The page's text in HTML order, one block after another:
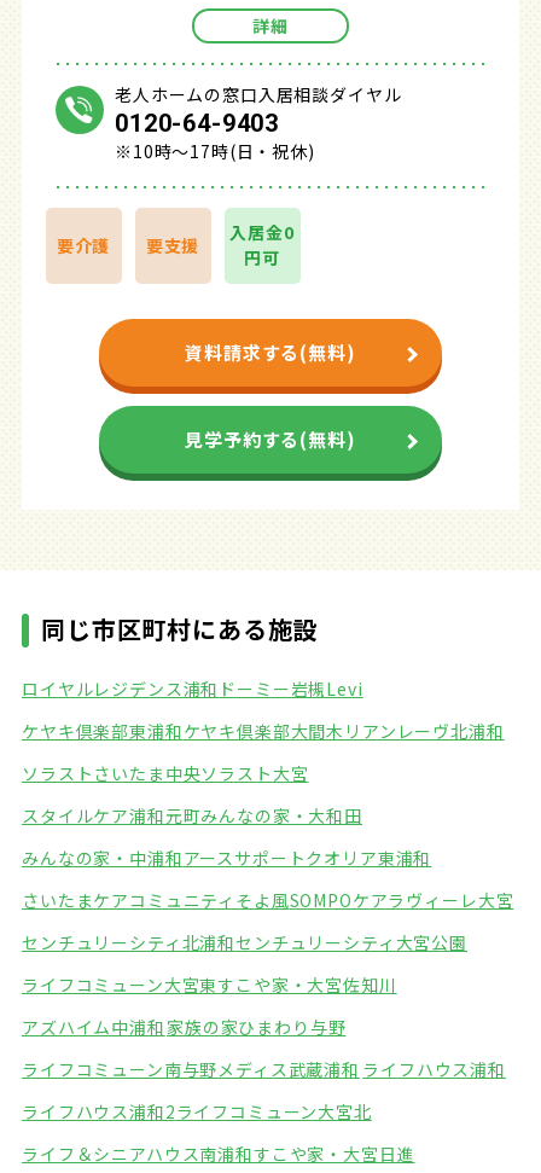
詳細
老人ホームの窓口入居相談ダイヤル
0120-64-9403
※10時～17時(日・祝休)
要介護 要支援
入居金0
円可
資料請求する(無料)
見学予約する(無料)
同じ市区町村にある施設
ロイヤルレジデンス浦和 ドーミー岩槻Levi
ケヤキ倶楽部東浦和ケヤキ倶楽部大間木 リアンレーヴ北浦和
ソラストさいたま中央ソラスト大宮
スタイルケア浦和元町みんなの家・大和田
みんなの家・中浦和アースサポートクオリア東浦和
さいたまケアコミュニティそよ風SOMPOケアラヴィーレ大宮
センチュリーシティ北浦和センチュリーシティ大宮公園
ライフコミューン大宮東すこや家・大宮佐知川
アズハイム中浦和 家族の家ひまわり与野
ライフコミューン南与野 メディス武蔵浦和 ライフハウス浦和
ライフハウス浦和2ライフコミューン大宮北
ライフ＆シニアハウス南浦和すこや家・大宮日進